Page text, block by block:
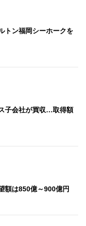
トン福岡シーホークを
子会社が買収…取得額
額は850億～900億円